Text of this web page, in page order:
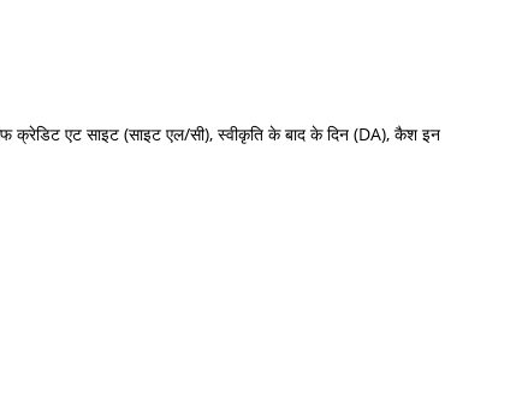
क्रेडिट एट साइट (साइट एल/सी), स्वीकृति के बाद के दिन (DA), कैश इन